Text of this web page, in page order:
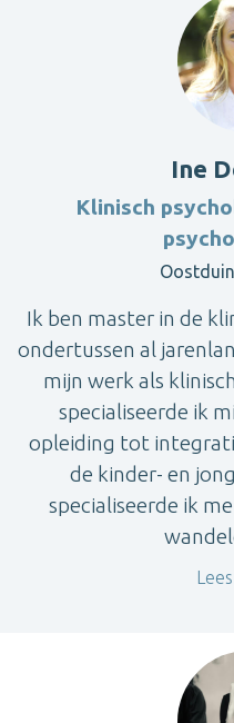
Ine
Klinisch
Ik ben master in de
ondertussen al
mijn werk als
specialiseerde ik
opleiding tot
de kinder- en
specialiseerde ik